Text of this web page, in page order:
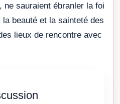
ne sauraient ébranler la foi
beauté et la sainteté des
lieux de rencontre avec